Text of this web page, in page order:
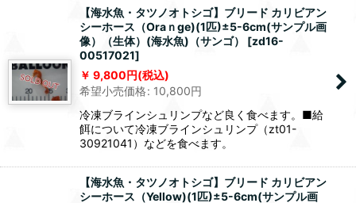
【海水魚・タツノオトシゴ】ブリード カリビアン
シーホース（Oraｎge)(1匹)±5-6cm(サンプル画
像）（生体）(海水魚)（サンゴ）
[zd16-
00517021]
9,800円(税込)
希望小売価格: 10,800円
冷凍ブラインシュリンプなど良く食べます。■給
餌について冷凍ブラインシュリンプ（zt01-
30921041）などを食べます。
【海水魚・タツノオトシゴ】ブリード カリビアン
シーホース（Yellow)(1匹)±5-6cm(サンプル画